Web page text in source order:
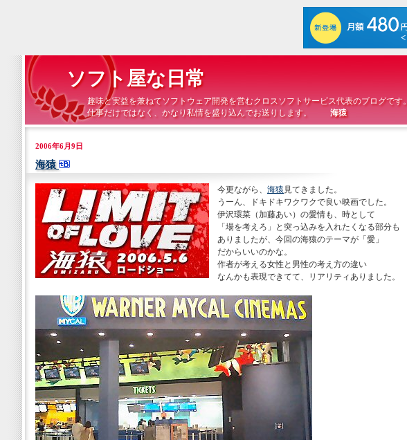
ソフト屋な日常
趣味と実益を兼ねてソフトウェア開発を営むクロスソフトサービス代表のブログです。
仕事だけではなく、かなり私情を盛り込んでお送りします。
海猿
2006年6月9日
海猿
今更ながら、 海猿 見てきました。
うーん、ドキドキワクワクで良い映画でした。
伊沢環菜（加藤あい）の愛情も、時として
「場を考えろ」と突っ込みを入れたくなる部分も
ありましたが、今回の海猿のテーマが「愛」
だからいいのかな。
作者が考える女性と男性の考え方の違い
なんかも表現できてて、リアリティありました。